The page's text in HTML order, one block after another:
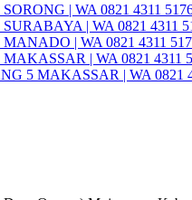
| WA 0821 4311
| WA 0821 4311
| WA 0821 4311
| WA 0821 4311
5 MAKASSAR | WA 0821